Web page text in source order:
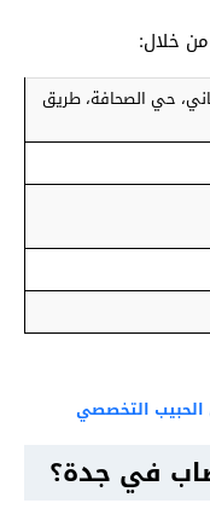
خلال:
حي الصحافة، طريق
التخصصي
في جدة؟